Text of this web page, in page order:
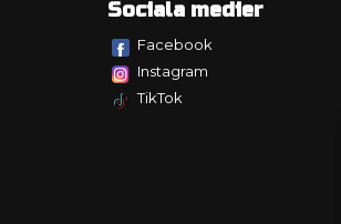
Sociala medier
Facebook
Instagram
TikTok